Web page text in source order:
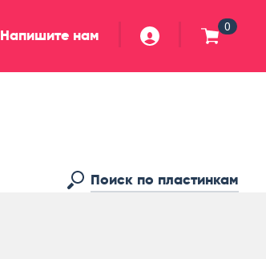
Напишите нам 0